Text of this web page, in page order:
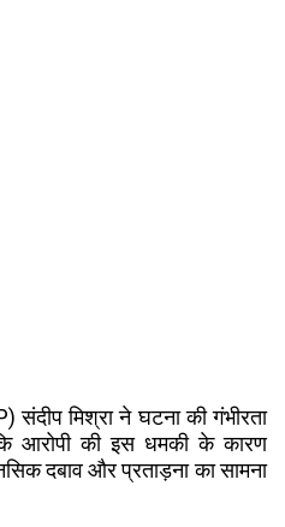
संदीप मिश्रा ने घटना की गंभीरता
आरोपी की इस धमकी के कारण
दबाव और प्रताड़ना का सामना